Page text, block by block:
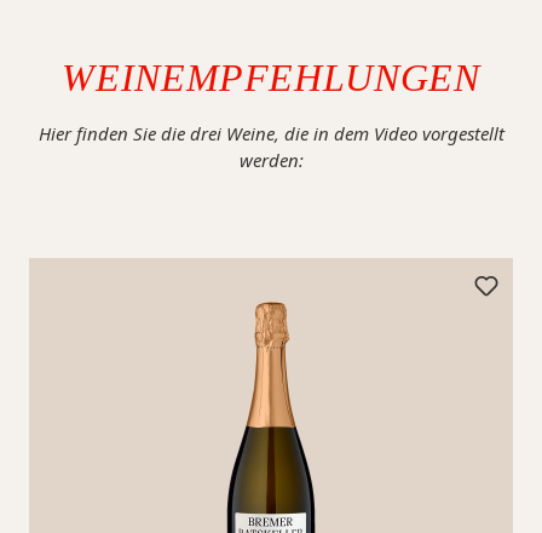
WEIN­EMPFEHLUNGEN
Hier finden Sie die drei Weine, die in dem Video vorgestellt
werden: